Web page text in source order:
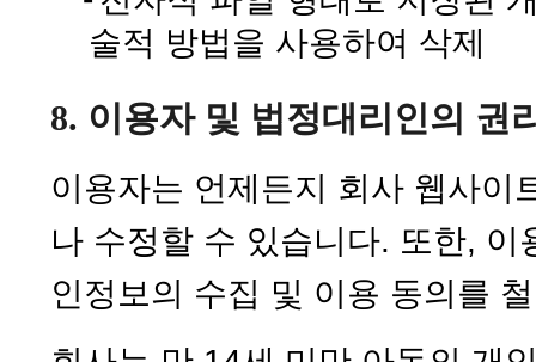
술적 방법을 사용하여 삭제
8. 이용자 및 법정대리인의 권
이용자는 언제든지 회사 웹사이
나 수정할 수 있습니다. 또한,
인정보의 수집 및 이용 동의를